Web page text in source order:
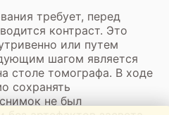
требует, перед
контраст. Это
или путем
шагом является
столе томографа. В ходе
сохранять
не был